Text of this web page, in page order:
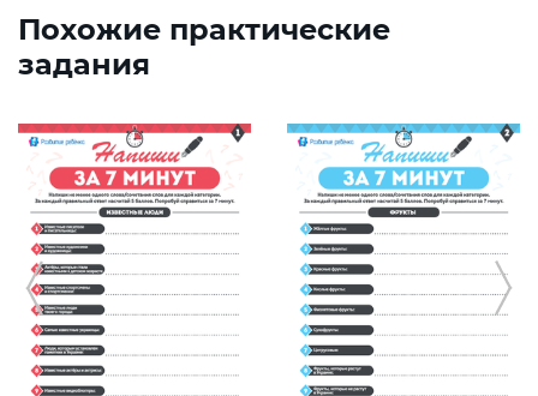
Похожие практические
задания